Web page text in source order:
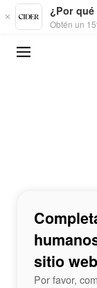
Skip to main content
¿Por
Obtén un
sitio web
Por favor,